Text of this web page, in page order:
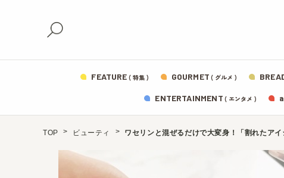
FEATURE ( 特集 ) GOURMET ( グルメ )
ENTERTAINMENT ( エンタメ )
TOP ビューティ ワセリンと混ぜるだけで大変身！「割れたア